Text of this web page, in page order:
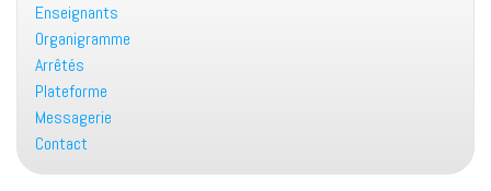
Enseignants
Organigramme
Arrêtés
Plateforme
Messagerie
Contact